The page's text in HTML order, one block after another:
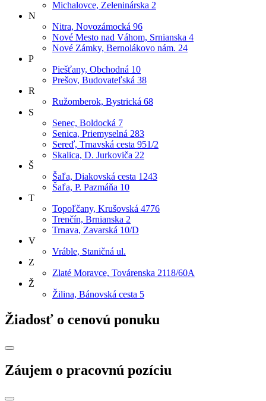
Michalovce, Zeleninárska 2
N
Nitra, Novozámocká 96
Nové Mesto nad Váhom, Srnianska 4
Nové Zámky, Bernolákovo nám. 24
P
Piešťany, Obchodná 10
Prešov, Budovateľská 38
R
Ružomberok, Bystrická 68
S
Senec, Boldocká 7
Senica, Priemyselná 283
Sereď, Trnavská cesta 951/2
Skalica, D. Jurkoviča 22
Š
Šaľa, Diakovská cesta 1243
Šaľa, P. Pazmáňa 10
T
Topoľčany, Krušovská 4776
Trenčín, Brnianska 2
Trnava, Zavarská 10/D
V
Vráble, Staničná ul.
Z
Zlaté Moravce, Továrenska 2118/60A
Ž
Žilina, Bánovská cesta 5
Žiadosť o cenovú ponuku
Záujem o pracovnú pozíciu